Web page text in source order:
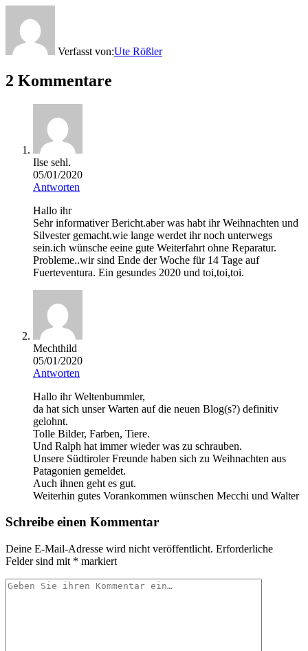
Verfasst von:Ute Rößler
2 Kommentare
Ilse sehl.
05/01/2020
Antworten
Hallo ihr
Sehr informativer Bericht.aber was habt ihr Weihnachten und
Silvester gemacht.wie lange werdet ihr noch unterwegs
sein.ich wünsche eeine gute Weiterfahrt ohne Reparatur.
Probleme..wir sind Ende der Woche für 14 Tage auf
Fuerteventura. Ein gesundes 2020 und toi,toi,toi.
Mechthild
05/01/2020
Antworten
Hallo ihr Weltenbummler,
da hat sich unser Warten auf die neuen Blog(s?) definitiv
gelohnt.
Tolle Bilder, Farben, Tiere.
Und Ralph hat immer wieder was zu schrauben.
Unsere Südtiroler Freunde haben sich zu Weihnachten aus
Patagonien gemeldet.
Auch ihnen geht es gut.
Weiterhin gutes Vorankommen wünschen Mecchi und Walter
Schreibe einen Kommentar
Deine E-Mail-Adresse wird nicht veröffentlicht. Erforderliche
Felder sind mit * markiert
Ihr